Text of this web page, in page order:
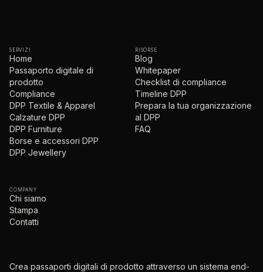
SERVIZI
Home
Passaporto digitale di
prodotto
Compliance
DPP Textile & Apparel
Calzature DPP
DPP Furniture
Borse e accessori DPP
DPP Jewellery
RISORSE
Blog
Whitepaper
Checklist di compliance
Timeline DPP
Prepara la tua organizzazione
al DPP
FAQ
COMPANY
Chi siamo
Stampa
Contatti
Crea passaporti digitali di prodotto attraverso un sistema end-